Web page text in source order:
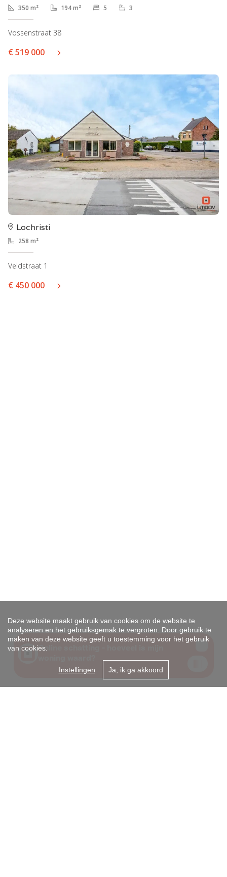
350 m² 194 m² 5 3
Vossenstraat 38
€ 519 000
Lochristi
258 m²
Veldstraat 1
€ 450 000
Deze website maakt gebruik van cookies om de website te
analyseren en het gebruiksgemak te vergroten. Door gebruik te
maken van deze website geeft u toestemming voor het gebruik
van cookies.
Instellingen Ja, ik ga akkoord